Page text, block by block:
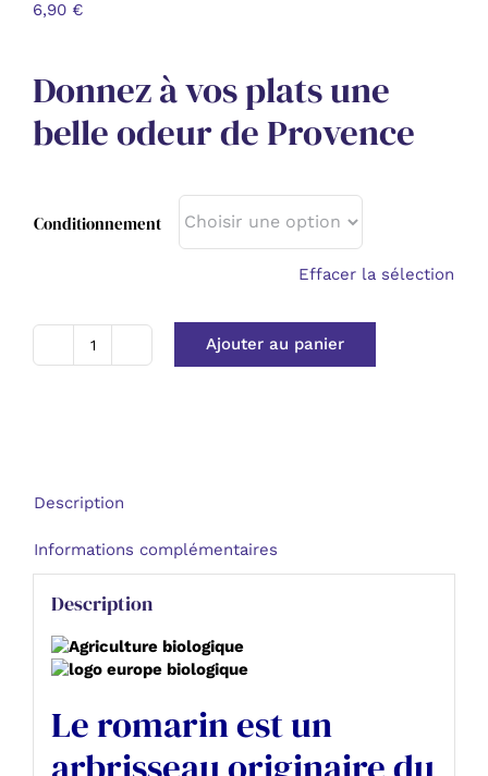
6,90 €
Donnez à vos plats une
belle odeur de Provence
Conditionnement
Effacer la sélection
quantité
-
Ajouter au panier
Description
Informations complémentaires
Description
Le romarin est un